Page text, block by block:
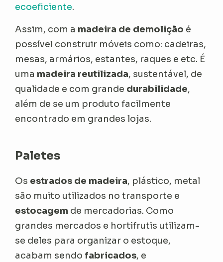
ecoeficiente.
Assim, com a madeira de demolição é
possível construir móveis como: cadeiras,
mesas, armários, estantes, raques e etc. É
uma madeira reutilizada, sustentável, de
qualidade e com grande durabilidade,
além de se um produto facilmente
encontrado em grandes lojas.
Paletes
Os estrados de madeira, plástico, metal
são muito utilizados no transporte e
estocagem de mercadorias. Como
grandes mercados e hortifrutis utilizam-
se deles para organizar o estoque,
acabam sendofabricados, e